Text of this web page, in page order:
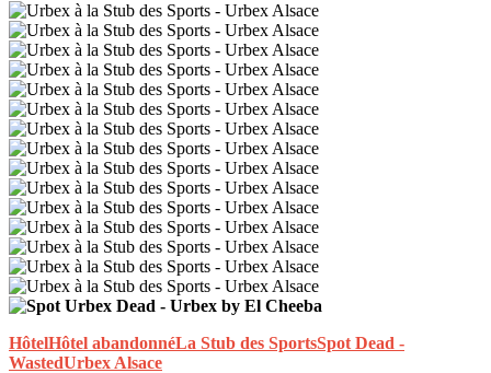
HôtelHôtel abandonnéLa Stub des SportsSpot Dead -
WastedUrbex Alsace